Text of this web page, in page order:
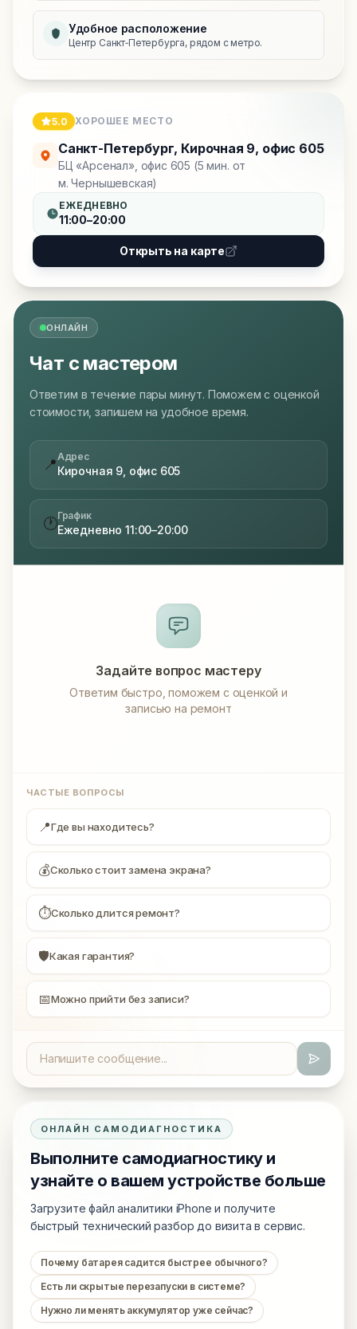
Удобное расположение
Центр Санкт‑Петербурга, рядом с метро.
5.0 ХОРОШЕЕ МЕСТО
Санкт-Петербург, Кирочная 9, офис 605
БЦ «Арсенал», офис 605 (5 мин. от
м. Чернышевская)
ЕЖЕДНЕВНО
11:00–20:00
Открыть на карте
ОНЛАЙН
Чат с мастером
Ответим в течение пары минут. Поможем с оценкой
стоимости, запишем на удобное время.
📍Адрес
Кирочная 9, офис 605
🕐График
Ежедневно 11:00–20:00
Задайте вопрос мастеру
Ответим быстро, поможем с оценкой и
записью на ремонт
ЧАСТЫЕ ВОПРОСЫ
📍Где вы находитесь?
💰Сколько стоит замена экрана?
⏱Сколько длится ремонт?
🛡Какая гарантия?
📅Можно прийти без записи?
ОНЛАЙН САМОДИАГНОСТИКА
Выполните самодиагностику и
узнайте о вашем устройстве больше
Загрузите файл аналитики iPhone и получите
быстрый технический разбор до визита в сервис.
Почему батарея садится быстрее обычного?
Есть ли скрытые перезапуски в системе?
Нужно ли менять аккумулятор уже сейчас?